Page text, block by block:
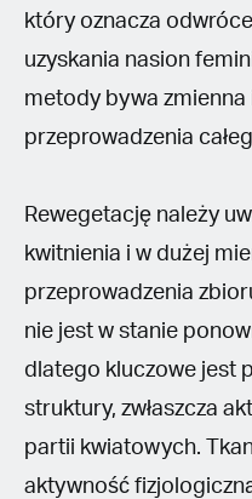
który oznacza
uzyskania nasion
metody bywa
przeprowadzenia
Rewegetację należy
kwitnienia i w dużej
przeprowadzenia
nie jest w stanie
dlatego kluczowe jest
struktury, zwłaszcza
partii kwiatowych.
aktywność